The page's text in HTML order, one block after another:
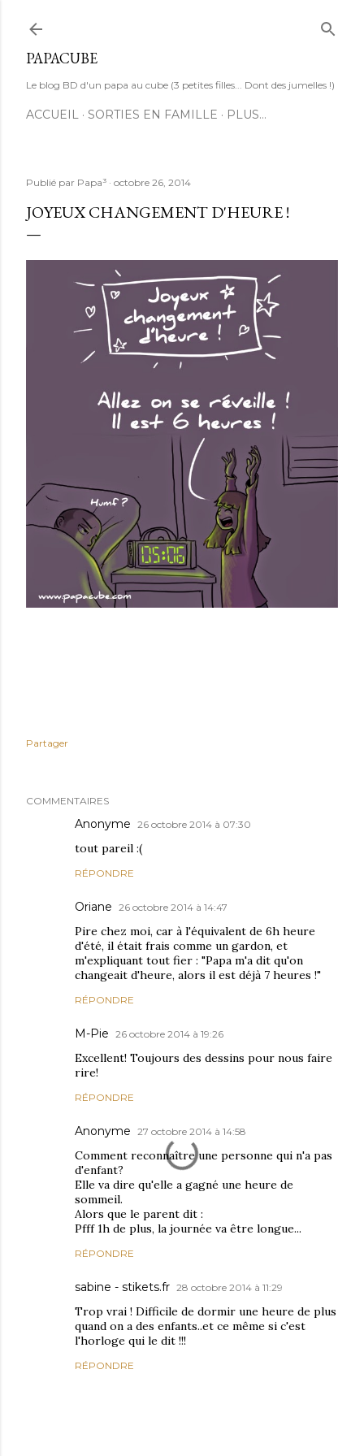
PAPACUBE
Le blog BD d'un papa au cube (3 petites filles... Dont des jumelles !)
ACCUEIL SORTIES EN FAMILLE PLUS…
Publié par Papa³ octobre 26, 2014
JOYEUX CHANGEMENT D'HEURE !
Partager
COMMENTAIRES
Anonyme 26 octobre 2014 à 07:30
tout pareil :(
RÉPONDRE
Oriane 26 octobre 2014 à 14:47
Pire chez moi, car à l'équivalent de 6h heure
d'été, il était frais comme un gardon, et
m'expliquant tout fier : "Papa m'a dit qu'on
changeait d'heure, alors il est déjà 7 heures !"
RÉPONDRE
M-Pie 26 octobre 2014 à 19:26
Excellent! Toujours des dessins pour nous faire
rire!
RÉPONDRE
Anonyme 27 octobre 2014 à 14:58
Comment reconnaître une personne qui n'a pas
d'enfant?
Elle va dire qu'elle a gagné une heure de
sommeil.
Alors que le parent dit :
Pfff 1h de plus, la journée va être longue...
RÉPONDRE
sabine - stikets.fr 28 octobre 2014 à 11:29
Trop vrai ! Difficile de dormir une heure de plus
quand on a des enfants..et ce même si c'est
l'horloge qui le dit !!!
RÉPONDRE